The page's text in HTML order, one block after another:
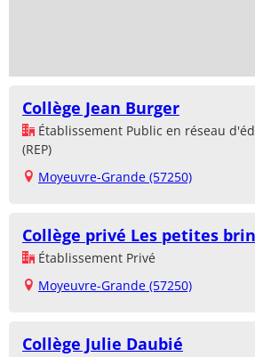
Collège Jean Burger
Établissement Public en réseau
(REP)
Moyeuvre-Grande (57250)
Collège privé Les petites
Établissement Privé
Moyeuvre-Grande (57250)
Collège Julie Daubié